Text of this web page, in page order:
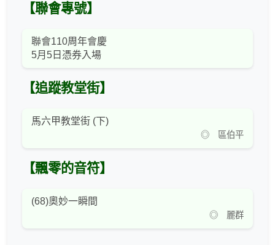
【聯會專號】
聯會110周年會慶
5月5日憑券入場
【追蹤教堂街】
馬六甲教堂街 (下)
◎ 區伯平
【飄零的音符】
(68)奧妙一瞬間
◎ 麗群